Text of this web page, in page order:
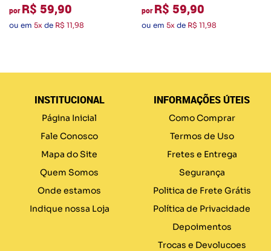
por R$ 59,90
ou em 5x de R$ 11,98
por R$ 59,90
ou em 5x de R$ 11,98
INSTITUCIONAL
Página Inicial
Fale Conosco
Mapa do Site
Quem Somos
Onde estamos
Indique nossa Loja
INFORMAÇÕES ÚTEIS
Como Comprar
Termos de Uso
Fretes e Entrega
Segurança
Politica de Frete Grátis
Política de Privacidade
Depoimentos
Trocas e Devolucoes